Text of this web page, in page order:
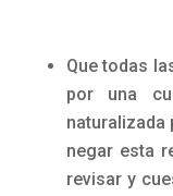
Que todas
por una
naturalizada
negar esta
revisar y